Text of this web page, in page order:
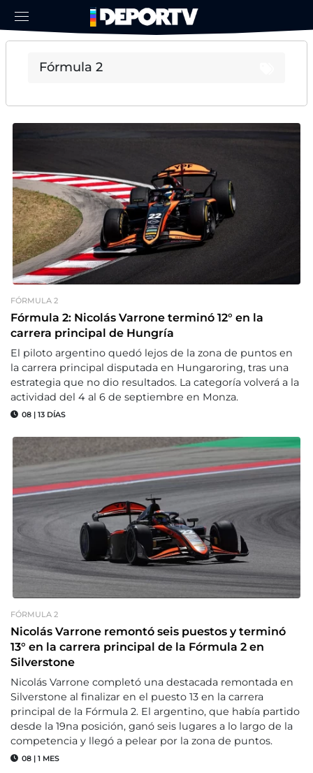
FÓRMULA 2
Fórmula 2: Nicolás Varrone terminó 12° en la
carrera principal de Hungría
El piloto argentino quedó lejos de la zona de puntos en
la carrera principal disputada en Hungaroring, tras una
estrategia que no dio resultados. La categoría volverá a la
actividad del 4 al 6 de septiembre en Monza.
08 | 13 DÍAS
FÓRMULA 2
Nicolás Varrone remontó seis puestos y terminó
13° en la carrera principal de la Fórmula 2 en
Silverstone
Nicolás Varrone completó una destacada remontada en
Silverstone al finalizar en el puesto 13 en la carrera
principal de la Fórmula 2. El argentino, que había partido
desde la 19na posición, ganó seis lugares a lo largo de la
competencia y llegó a pelear por la zona de puntos.
08 | 1 MES